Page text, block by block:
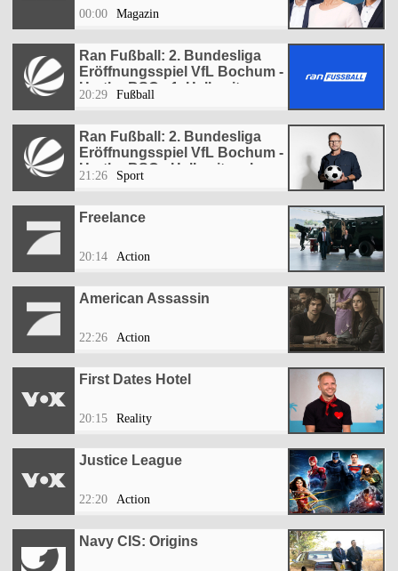
00:00 Magazin
Ran Fußball: 2. Bundesliga
Eröffnungsspiel VfL Bochum -
Hertha BSC - 1. Halbzeit
20:29 Fußball
Ran Fußball: 2. Bundesliga
Eröffnungsspiel VfL Bochum -
Hertha BSC - Halbzeitanalyse
21:26 Sport
Freelance
20:14 Action
American Assassin
22:26 Action
First Dates Hotel
20:15 Reality
Justice League
22:20 Action
Navy CIS: Origins